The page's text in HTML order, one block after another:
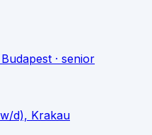
Budapest · senior
d), Krakau